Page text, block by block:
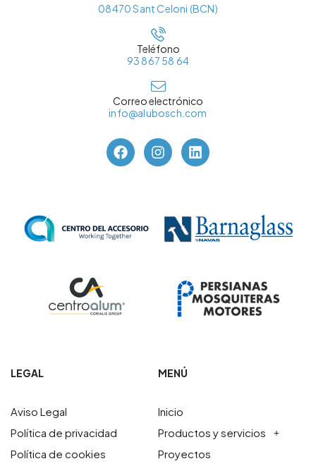
08470 Sant Celoni (BCN)
Teléfono
93 867 58 64
Correo electrónico
info@alubosch.com
LEGAL
Aviso Legal
Política de privacidad
Política de cookies
MENÚ
Inicio
Productos y servicios
Proyectos